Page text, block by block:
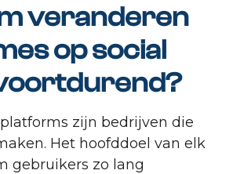
veranderen
op social
zijn bedrijven die
Het hoofddoel van elk
gebruikers zo lang